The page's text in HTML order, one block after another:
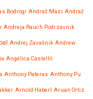
Bodrogi Andraž Mazi Andraž
Andreja Rauch Podrzavnik
Andrej Zavašnik Andrew
Angélica Castelló
Anthony Pateras Anthony Pu
Arnold Haberl Aruan Ortiz